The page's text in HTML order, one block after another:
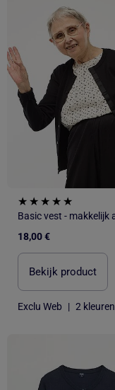
18,00 €
Bekijk product
Exclu Web | 2 kleuren